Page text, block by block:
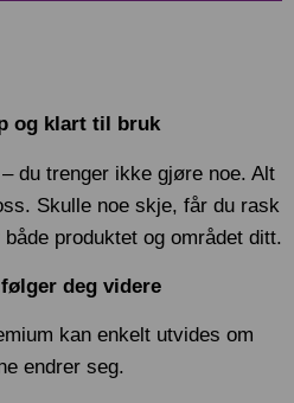
og klart til bruk
du trenger ikke gjøre noe. Alt
Skulle noe skje, får du rask
produktet og området ditt.
deg videre
kan enkelt utvides om
endrer seg.